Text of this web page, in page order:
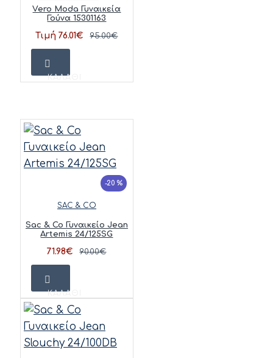
Vero Moda Γυναικεία
Γούνα 15301163
Τιμή 76.01€ 95.00€
ΚΑΛΆΘΙ
-20 %
SAC & CO
Sac & Co Γυναικείο Jean
Artemis 24/125SG
71.98€ 90.00€
ΚΑΛΆΘΙ